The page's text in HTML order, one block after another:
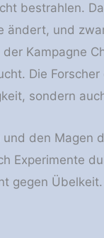
bestrahlen.
ändert, und
Kampagne
Die
sondern
den Magen
Experimente
gegen Übelkeit.